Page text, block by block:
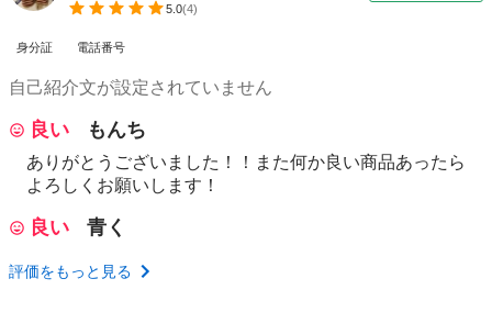
5.0(4)
身分証 電話番号
自己紹介文が設定されていません
良い もんち
ありがとうございました！！また何か良い商品あったら
よろしくお願いします！
良い 青く
評価をもっと見る